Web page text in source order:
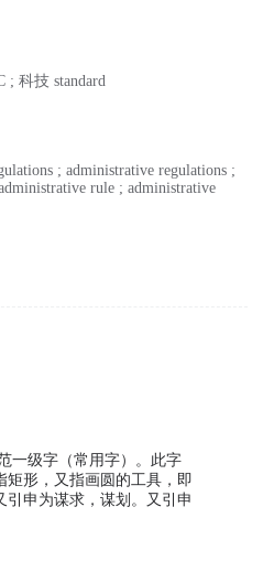
; 科技 standard
; administrative regulations ;
rule ; administrative
一级字（常用字）。此字
矩形，又指画圆的工具，即
引申为谋求，谋划。又引申